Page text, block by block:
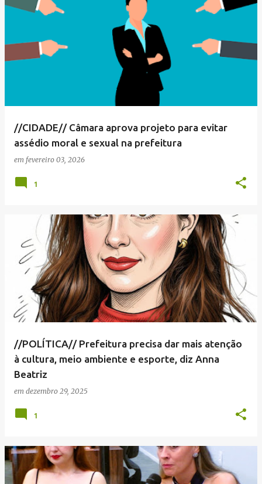
//CIDADE// Câmara aprova projeto para evitar
assédio moral e sexual na prefeitura
em fevereiro 03, 2026
1
//POLÍTICA// Prefeitura precisa dar mais atenção
à cultura, meio ambiente e esporte, diz Anna
Beatriz
em dezembro 29, 2025
1